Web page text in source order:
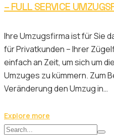
– FULL SERVICE
Ihre Umzugsfirma ist für Sie
für Privatkunden – Ihrer
einfach an Zeit, um sich um
Umzuges zu kümmern. Zum
Veränderung den Umzug in…
Explore more